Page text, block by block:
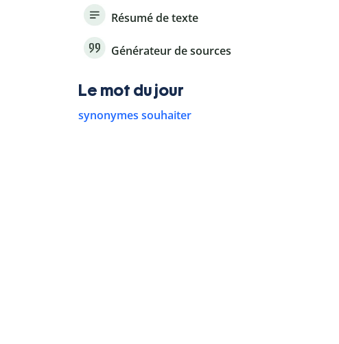
Résumé de texte
Générateur de sources
Le mot du jour
synonymes souhaiter